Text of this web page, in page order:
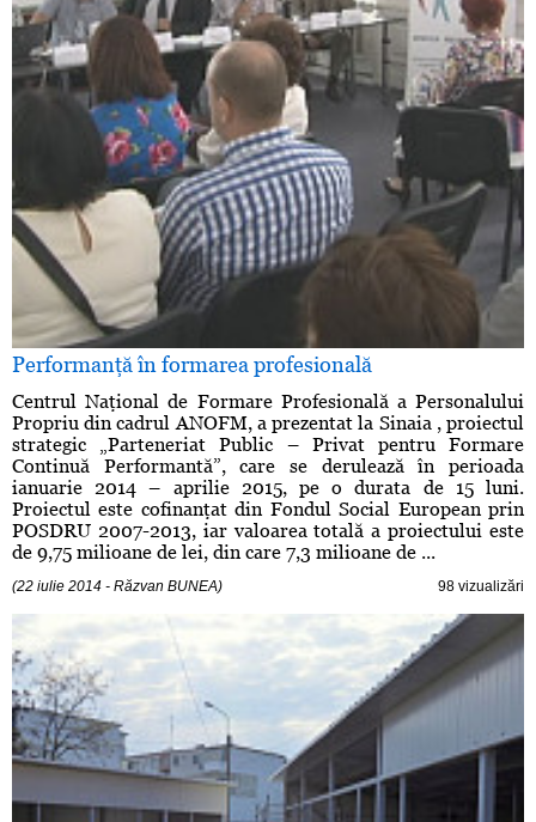
Performanţă în formarea profesională
Centrul Naţional de Formare Profesională a Personalului
Propriu din cadrul ANOFM, a prezentat la Sinaia , proiectul
strategic „Parteneriat Public – Privat pentru Formare
Continuă Performantă”, care se derulează în perioada
ianuarie 2014 – aprilie 2015, pe o durata de 15 luni.
Proiectul este cofinanţat din Fondul Social European prin
POSDRU 2007-2013, iar valoarea totală a proiectului este
de 9,75 milioane de lei, din care 7,3 milioane de ...
(22 iulie 2014 - Răzvan BUNEA) 98 vizualizări